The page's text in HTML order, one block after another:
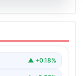
zaman
Sandığı
▲ +0.18%